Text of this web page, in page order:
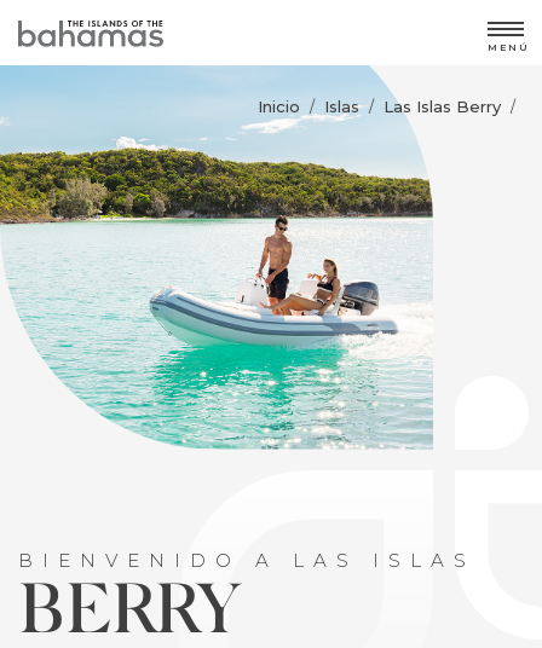
MENÚ
Inicio / Islas / Las Islas Berry /
BIENVENIDO A LAS ISLAS
BERRY